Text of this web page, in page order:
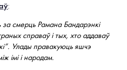
:
смерць Рамана Бандарэнкі
справаў і тых, хто аддаваў
Улады правакуюць яшчэ
імі і народам.